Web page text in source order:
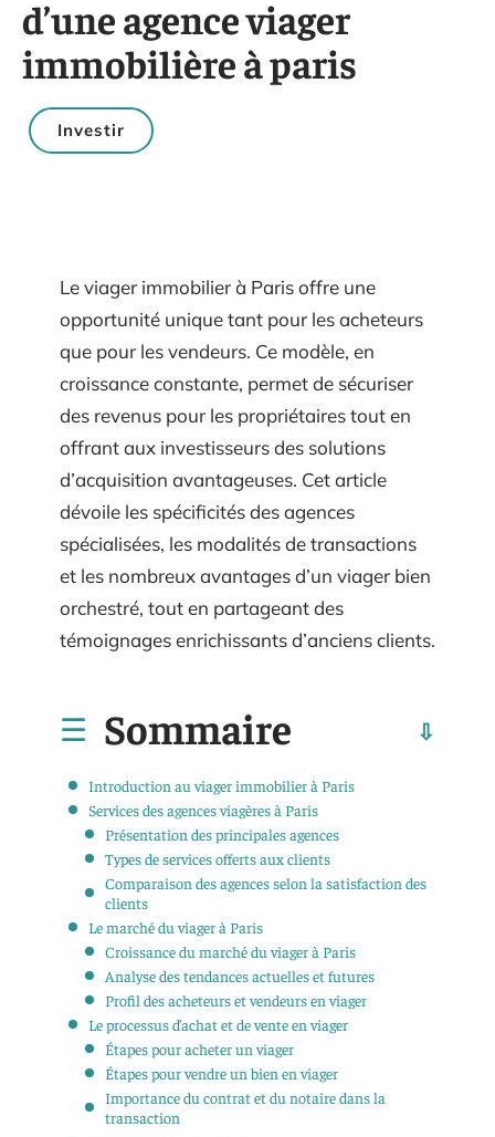
d’une agence viager
immobilière à paris
Investir
Le viager immobilier à Paris offre une
opportunité unique tant pour les acheteurs
que pour les vendeurs. Ce modèle, en
croissance constante, permet de sécuriser
des revenus pour les propriétaires tout en
offrant aux investisseurs des solutions
d’acquisition avantageuses. Cet article
dévoile les spécificités des agences
spécialisées, les modalités de transactions
et les nombreux avantages d’un viager bien
orchestré, tout en partageant des
témoignages enrichissants d’anciens clients.
Sommaire
Introduction au viager immobilier à Paris
Services des agences viagères à Paris
Présentation des principales agences
Types de services offerts aux clients
Comparaison des agences selon la satisfaction des
clients
Le marché du viager à Paris
Croissance du marché du viager à Paris
Analyse des tendances actuelles et futures
Profil des acheteurs et vendeurs en viager
Le processus d’achat et de vente en viager
Étapes pour acheter un viager
Étapes pour vendre un bien en viager
Importance du contrat et du notaire dans la
transaction